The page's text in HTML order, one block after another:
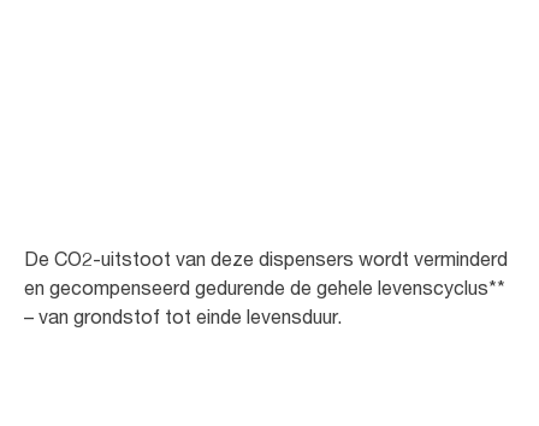
De CO2-uitstoot van deze dispensers wordt verminderd
en gecompenseerd gedurende de gehele levenscyclus**
– van grondstof tot einde levensduur.